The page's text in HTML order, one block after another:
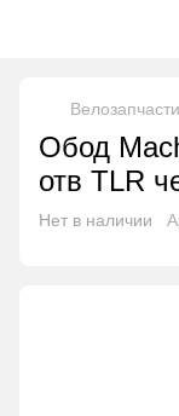
Велозапчасти
Обод
отв TLR
Нет в наличии